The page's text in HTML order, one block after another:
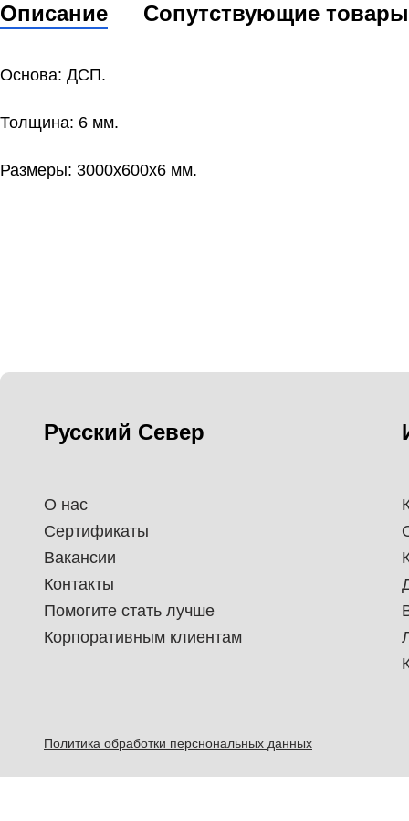
Описание Сопутствующие товары
Основа: ДСП.
Толщина: 6 мм.
Размеры: 3000x600x6 мм.
Русский Север
О нас
Сертификаты
Вакансии
Контакты
Помогите стать лучше
Корпоративным клиентам
Политика обработки перснональных данных